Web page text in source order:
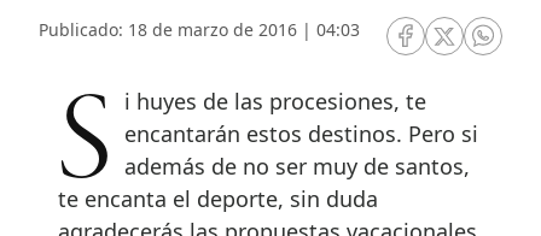
Publicado: 18 de marzo de 2016 | 04:03
RRSS Facebook
RRSSRRSS
Si huyes de las procesiones, te
encantarán estos destinos. Pero si
además de no ser muy de santos,
te encanta el deporte, sin duda